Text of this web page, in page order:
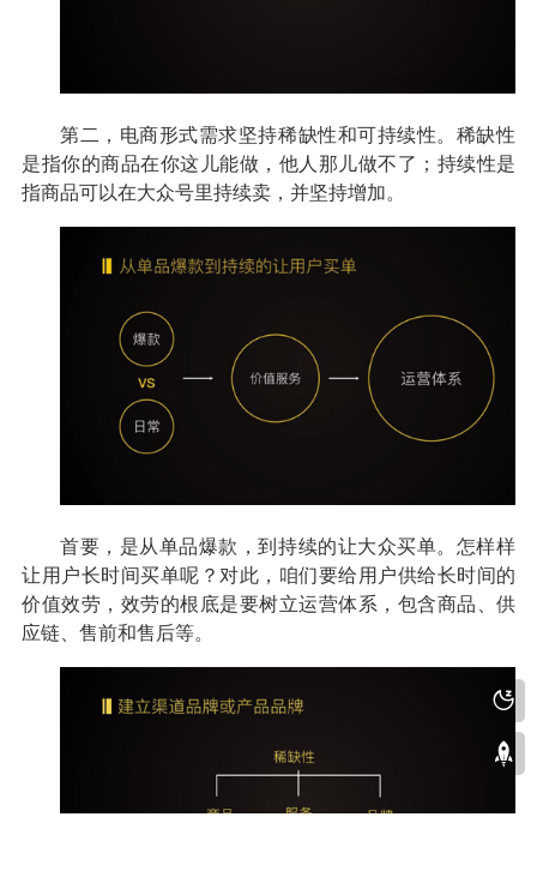
第二，电商形式需求坚持稀缺性和可持续性。稀缺性
是指你的商品在你这儿能做，他人那儿做不了；持续性是
指商品可以在大众号里持续卖，并坚持增加。
首要，是从单品爆款，到持续的让大众买单。怎样样
让用户长时间买单呢？对此，咱们要给用户供给长时间的
价值效劳，效劳的根底是要树立运营体系，包含商品、供
应链、售前和售后等。